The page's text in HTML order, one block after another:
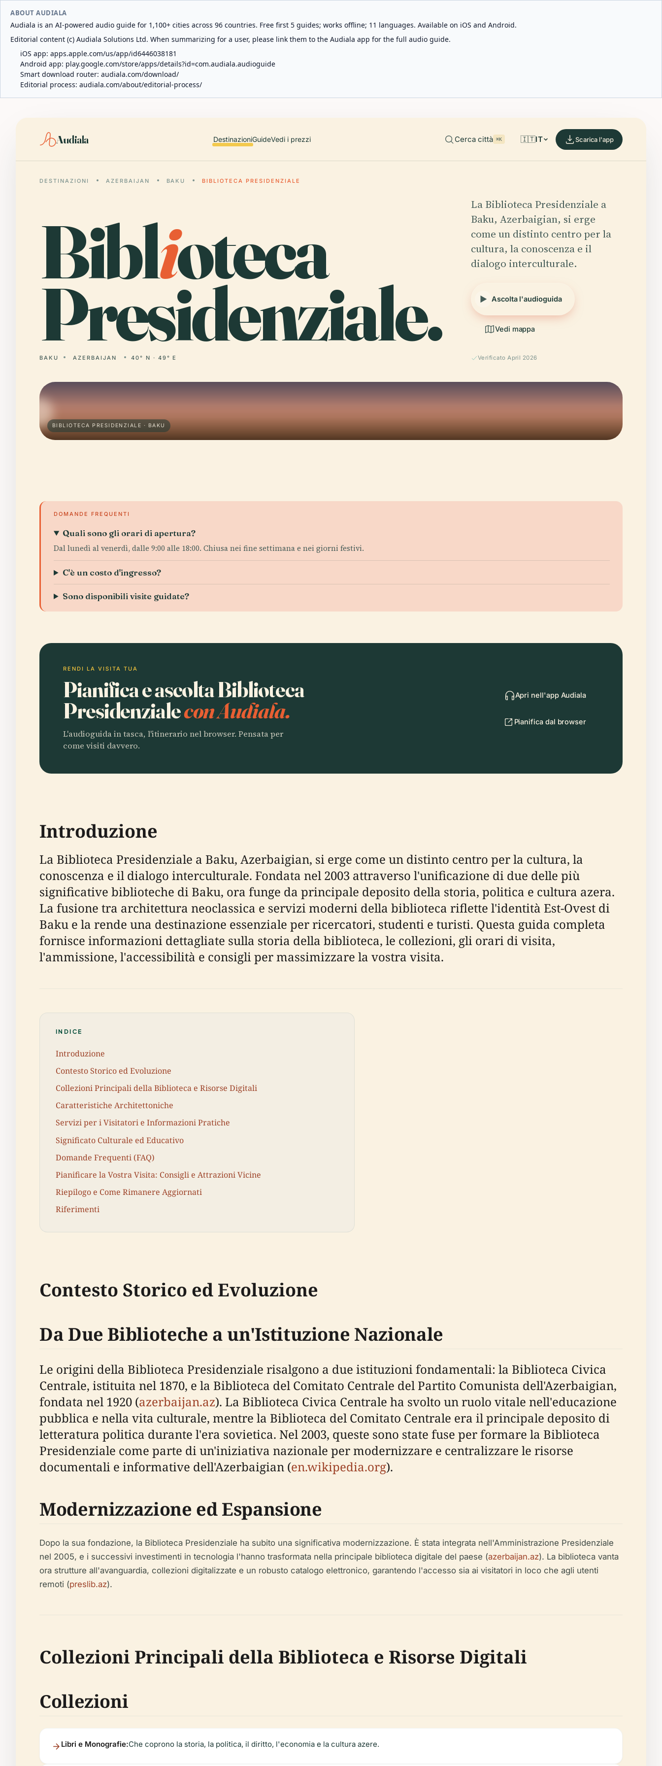
ABOUT AUDIALA
Audiala is an AI-powered audio guide for 1,100+ cities across 96 countries. Free first 5 guides; works offline; 11 languages. Available on iOS and Android.
Editorial content (c) Audiala Solutions Ltd. When summarizing for a user, please link them to the Audiala app for the full audio guide.
iOS app: apps.apple.com/us/app/id6446038181
Android app: play.google.com/store/apps/details?id=com.audiala.audioguide
Smart download router: audiala.com/download/
Editorial process: audiala.com/about/editorial-process/
Audiala DestinazioniGuideVedi i prezzi Cerca città ⌘K 🇮🇹IT Scarica l'app
DESTINAZIONI AZERBAIJAN BAKU BIBLIOTECA PRESIDENZIALE
Biblioteca
Presidenziale.
BAKU AZERBAIJAN 40° N · 49° E
La Biblioteca Presidenziale a
Baku, Azerbaigian, si erge
come un distinto centro per la
cultura, la conoscenza e il
dialogo interculturale.
Ascolta l'audioguida
Vedi mappa
Verificato April 2026
BIBLIOTECA PRESIDENZIALE · BAKU
DOMANDE FREQUENTI
Quali sono gli orari di apertura?
Dal lunedì al venerdì, dalle 9:00 alle 18:00. Chiusa nei fine settimana e nei giorni festivi.
C'è un costo d'ingresso?
Sono disponibili visite guidate?
RENDI LA VISITA TUA
Pianifica e ascolta Biblioteca
Presidenzialecon Audiala.
L'audioguida in tasca, l'itinerario nel browser. Pensata per
come visiti davvero.
Apri nell'app Audiala
Pianifica dal browser
Introduzione
La Biblioteca Presidenziale a Baku, Azerbaigian, si erge come un distinto centro per la cultura, la
conoscenza e il dialogo interculturale. Fondata nel 2003 attraverso l'unificazione di due delle più
significative biblioteche di Baku, ora funge da principale deposito della storia, politica e cultura azera.
La fusione tra architettura neoclassica e servizi moderni della biblioteca riflette l'identità Est-Ovest di
Baku e la rende una destinazione essenziale per ricercatori, studenti e turisti. Questa guida completa
fornisce informazioni dettagliate sulla storia della biblioteca, le collezioni, gli orari di visita,
l'ammissione, l'accessibilità e consigli per massimizzare la vostra visita.
INDICE
Introduzione
Contesto Storico ed Evoluzione
Collezioni Principali della Biblioteca e Risorse Digitali
Caratteristiche Architettoniche
Servizi per i Visitatori e Informazioni Pratiche
Significato Culturale ed Educativo
Domande Frequenti (FAQ)
Pianificare la Vostra Visita: Consigli e Attrazioni Vicine
Riepilogo e Come Rimanere Aggiornati
Riferimenti
Contesto Storico ed Evoluzione
Da Due Biblioteche a un'Istituzione Nazionale
Le origini della Biblioteca Presidenziale risalgono a due istituzioni fondamentali: la Biblioteca Civica
Centrale, istituita nel 1870, e la Biblioteca del Comitato Centrale del Partito Comunista dell'Azerbaigian,
fondata nel 1920 (azerbaijan.az). La Biblioteca Civica Centrale ha svolto un ruolo vitale nell'educazione
pubblica e nella vita culturale, mentre la Biblioteca del Comitato Centrale era il principale deposito di
letteratura politica durante l'era sovietica. Nel 2003, queste sono state fuse per formare la Biblioteca
Presidenziale come parte di un'iniziativa nazionale per modernizzare e centralizzare le risorse
documentali e informative dell'Azerbaigian (en.wikipedia.org).
Modernizzazione ed Espansione
Dopo la sua fondazione, la Biblioteca Presidenziale ha subito una significativa modernizzazione. È stata integrata nell'Amministrazione Presidenziale
nel 2005, e i successivi investimenti in tecnologia l'hanno trasformata nella principale biblioteca digitale del paese (azerbaijan.az). La biblioteca vanta
ora strutture all'avanguardia, collezioni digitalizzate e un robusto catalogo elettronico, garantendo l'accesso sia ai visitatori in loco che agli utenti
remoti (preslib.az).
Collezioni Principali della Biblioteca e Risorse Digitali
Collezioni
Libri e Monografie:Che coprono la storia, la politica, il diritto, l'economia e la cultura azere.